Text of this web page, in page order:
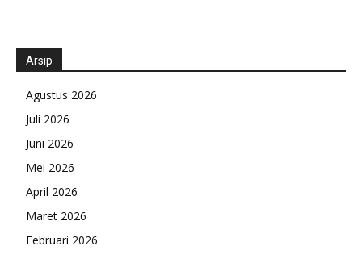
Arsip
Agustus 2026
Juli 2026
Juni 2026
Mei 2026
April 2026
Maret 2026
Februari 2026